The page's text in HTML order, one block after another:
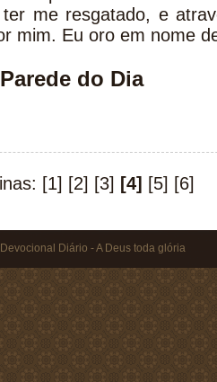
me resgatado, e
mim. Eu oro em nome
do Dia
[1] [2] [3] [4] [5] [6]
Diário - A Deus toda glória